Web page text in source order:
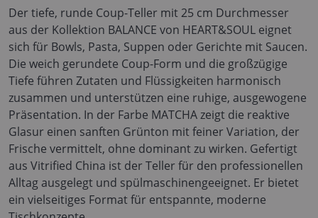
Der tiefe, runde Coup-Teller mit 25 cm Durchmesser
aus der Kollektion BALANCE von HEART&SOUL eignet
sich für Bowls, Pasta, Suppen oder Gerichte mit Saucen.
Die weich gerundete Coup-Form und die großzügige
Tiefe führen Zutaten und Flüssigkeiten harmonisch
zusammen und unterstützen eine ruhige, ausgewogene
Präsentation. In der Farbe MATCHA zeigt die reaktive
Glasur einen sanften Grünton mit feiner Variation, der
Frische vermittelt, ohne dominant zu wirken. Gefertigt
aus Vitrified China ist der Teller für den professionellen
Alltag ausgelegt und spülmaschinengeeignet. Er bietet
ein vielseitiges Format für entspannte, moderne